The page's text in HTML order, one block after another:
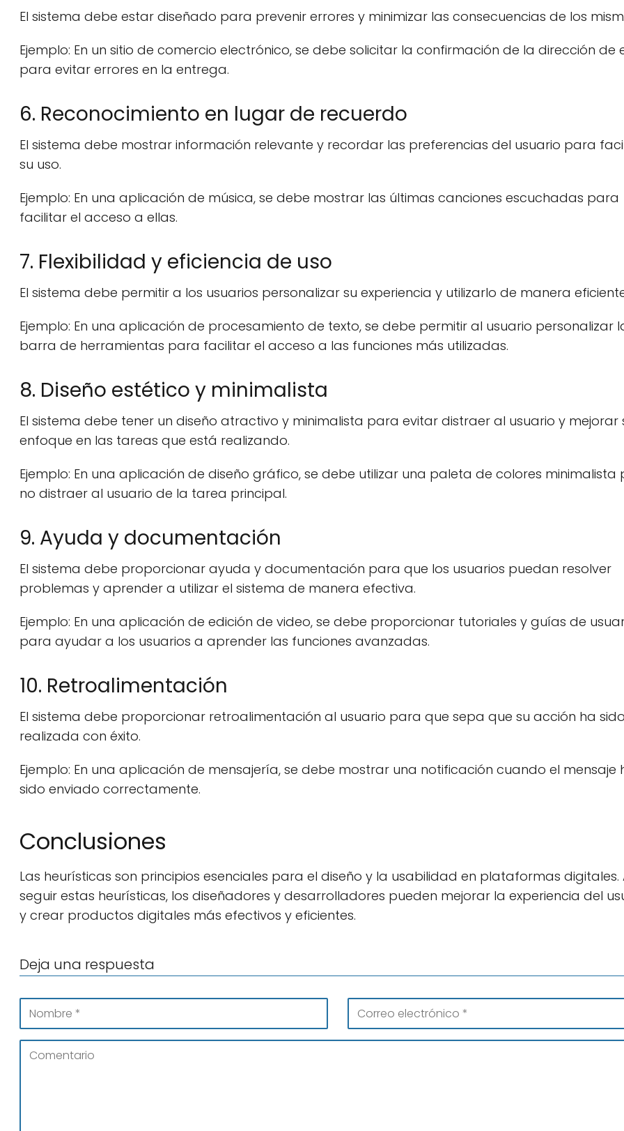
El sistema debe estar diseñado para prevenir errores y minimizar las consecuencias de los
Ejemplo: En un sitio de comercio electrónico, se debe solicitar la confirmación de la dirección de
para evitar errores en la entrega.
6. Reconocimiento en lugar de recuerdo
El sistema debe mostrar información relevante y recordar las preferencias del usuario para
su uso.
Ejemplo: En una aplicación de música, se debe mostrar las últimas canciones escuchadas para
facilitar el acceso a ellas.
7. Flexibilidad y eficiencia de uso
El sistema debe permitir a los usuarios personalizar su experiencia y utilizarlo de manera
Ejemplo: En una aplicación de procesamiento de texto, se debe permitir al usuario personalizar
barra de herramientas para facilitar el acceso a las funciones más utilizadas.
8. Diseño estético y minimalista
El sistema debe tener un diseño atractivo y minimalista para evitar distraer al usuario y mejorar
enfoque en las tareas que está realizando.
Ejemplo: En una aplicación de diseño gráfico, se debe utilizar una paleta de colores minimalista
no distraer al usuario de la tarea principal.
9. Ayuda y documentación
El sistema debe proporcionar ayuda y documentación para que los usuarios puedan resolver
problemas y aprender a utilizar el sistema de manera efectiva.
Ejemplo: En una aplicación de edición de video, se debe proporcionar tutoriales y guías de
para ayudar a los usuarios a aprender las funciones avanzadas.
10. Retroalimentación
El sistema debe proporcionar retroalimentación al usuario para que sepa que su acción ha sido
realizada con éxito.
Ejemplo: En una aplicación de mensajería, se debe mostrar una notificación cuando el mensaje
sido enviado correctamente.
Conclusiones
Las heurísticas son principios esenciales para el diseño y la usabilidad en plataformas digitales.
seguir estas heurísticas, los diseñadores y desarrolladores pueden mejorar la experiencia del
y crear productos digitales más efectivos y eficientes.
Deja una respuesta